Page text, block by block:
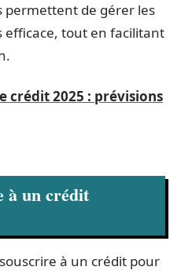
de gérer les
efficace, tout en facilitant
crédit 2025 : prévisions
à un crédit
à un crédit pour